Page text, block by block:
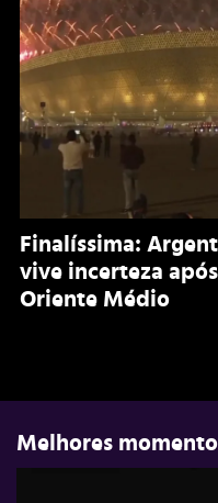
Finalíssima:
vive incerteza
Oriente Médio
Melhores